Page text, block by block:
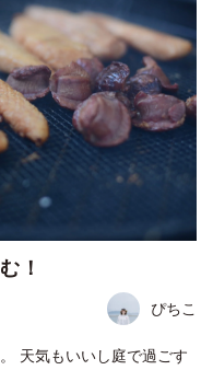
！
ぴちこ
天気もいいし庭で過ごす